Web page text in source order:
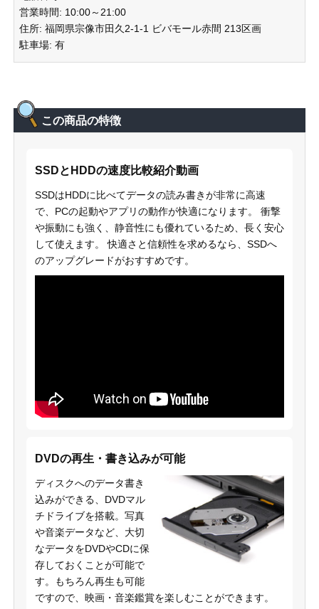
営業時間: 10:00～21:00
住所: 福岡県宗像市田久2-1-1 ビバモール赤間 213区画
駐車場: 有
この商品の特徴
SSDとHDDの速度比較紹介動画
SSDはHDDに比べてデータの読み書きが非常に高速
で、PCの起動やアプリの動作が快適になります。 衝撃
や振動にも強く、静音性にも優れているため、長く安心
して使えます。 快適さと信頼性を求めるなら、SSDへ
のアップグレードがおすすめです。
DVDの再生・書き込みが可能
ディスクへのデータ書き
込みができる、DVDマル
チドライブを搭載。写真
や音楽データなど、大切
なデータをDVDやCDに保
存しておくことが可能で
す。もちろん再生も可能
ですので、映画・音楽鑑賞を楽しむことができます。